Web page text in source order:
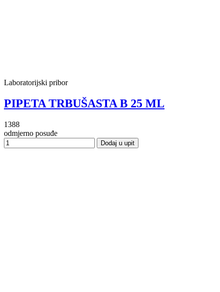
Laboratorijski pribor
PIPETA TRBUŠASTA B 25 ML
1388
odmjerno posuđe
Dodaj u upit